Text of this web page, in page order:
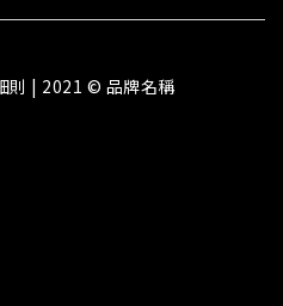
則 | 2021 © 品牌名稱